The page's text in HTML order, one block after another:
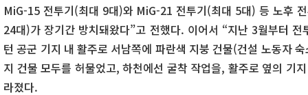
MiG-15 전투기(최대 9대)와 MiG-21 전투기(최대 5대) 등 노후
24대)가 장기간 방치돼왔다”고 전했다. 이어서 “지난 3월부터
턴 공군 기지 내 활주로 서남쪽에 파란색 지붕 건물(건설 노동자
지 건물 모두를 허물었고, 하천에선 굴착 작업을, 활주로 옆의 기
라졌다.